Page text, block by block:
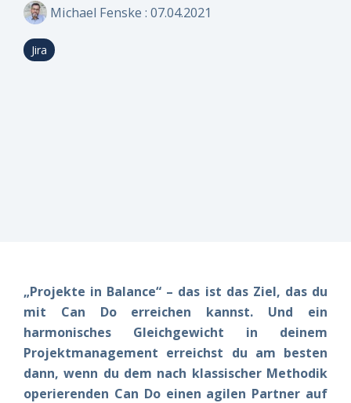
optimieren?
mehr
es
gemeinsam
heraus!
Jetzt
Demo
buchen!
mehr
es
gemeinsam
heraus!
Jetzt
Demo
buchen!
mehr
es
gemeinsam
heraus!
Jetzt
Demo
buchen!
Michael Fenske : 07.04.2021
Jira
„Projekte in Balance“ – das ist das Ziel, das du
mit Can Do erreichen kannst. Und ein
harmonisches Gleichgewicht in deinem
Projektmanagement erreichst du am besten
dann, wenn du dem nach klassischer Methodik
operierenden Can Do einen agilen Partner auf